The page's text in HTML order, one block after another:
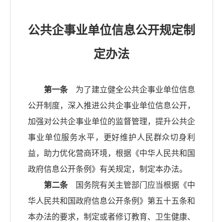
公共企事业单位信息公开规定制
定办法
第一条为了建立健全公共企事业单位信息
公开制度，深入推进公共企事业单位信息公开，
加强对公共企事业单位的监督管理，提升公共企
事业单位服务水平，更好维护人民群众切身利
益，助力优化营商环境，根据《中华人民共和国
政府信息公开条例》有关规定，制定本办法。
第二条国务院有关主管部门应当根据《中
华人民共和国政府信息公开条例》第五十五条和
本办法的要求，制定或者修订教育、卫生健康、